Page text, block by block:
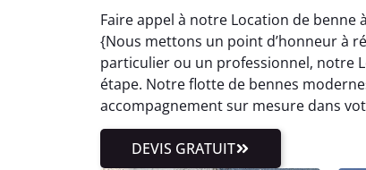
Faire appel à notre Location de
{Nous mettons un point d’honneur à
particulier ou un professionnel, notre
étape. Notre flotte de bennes
accompagnement sur mesure dans
DEVIS GRATUIT